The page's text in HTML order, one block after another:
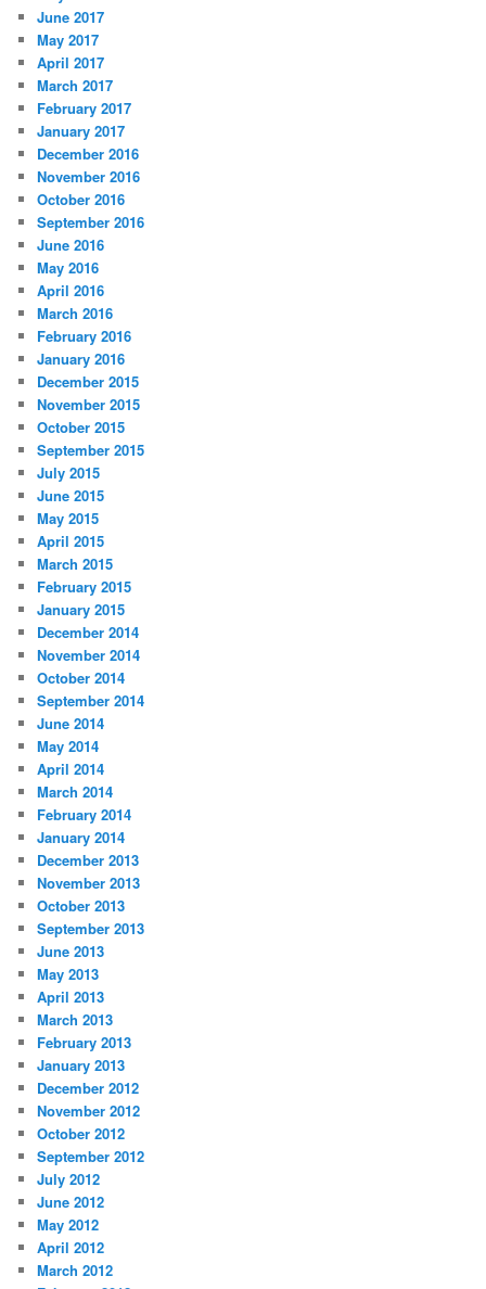
June 2017
May 2017
April 2017
March 2017
February 2017
January 2017
December 2016
November 2016
October 2016
September 2016
June 2016
May 2016
April 2016
March 2016
February 2016
January 2016
December 2015
November 2015
October 2015
September 2015
July 2015
June 2015
May 2015
April 2015
March 2015
February 2015
January 2015
December 2014
November 2014
October 2014
September 2014
June 2014
May 2014
April 2014
March 2014
February 2014
January 2014
December 2013
November 2013
October 2013
September 2013
June 2013
May 2013
April 2013
March 2013
February 2013
January 2013
December 2012
November 2012
October 2012
September 2012
July 2012
June 2012
May 2012
April 2012
March 2012